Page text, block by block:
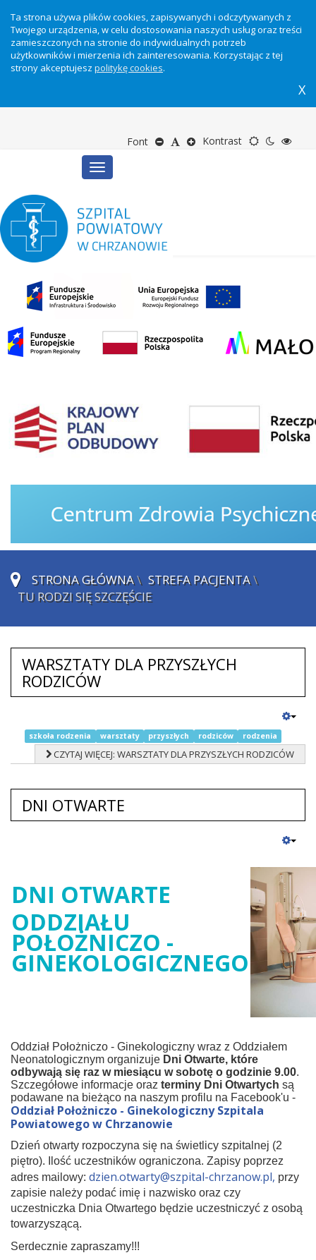
Ta strona używa plików cookies, zapisywanych i odczytywanych z
Twojego urządzenia, w celu dostosowania naszych usług oraz treści
zamieszczonych na stronie do indywidualnych potrzeb
użytkowników i mierzenia ich zainteresowania. Korzystając z tej
strony akceptujesz politykę cookies.
X
Kontrast Motyw
TrybTryb
Font ZmniejszDomyślny
Zwiększ
Toggle
navigation
STRONA GŁÓWNA\ STREFA PACJENTA\
TU RODZI SIĘ SZCZĘŚCIE
WARSZTATY DLA PRZYSZŁYCH
RODZICÓW
szkoła rodzenia warsztaty przyszłych rodziców rodzenia
CZYTAJ WIĘCEJ: WARSZTATY DLA PRZYSZŁYCH RODZICÓW
DNI OTWARTE
DNI OTWARTE
ODDZIAŁU
POŁOŻNICZO -
GINEKOLOGICZNEGO
Oddział Położniczo - Ginekologiczny wraz z Oddziałem
Neonatologicznym organizuje Dni Otwarte, które
odbywają się raz w miesiącu w sobotę o godzinie 9.00.
Szczegółowe informacje oraz terminy Dni Otwartych są
podawane na bieżąco na naszym profilu na Facebook'u -
Oddział Położniczo - Ginekologiczny Szpitala
Powiatowego w Chrzanowie
Dzień otwarty rozpoczyna się na świetlicy szpitalnej (2
piętro). Ilość uczestników ograniczona. Zapisy poprzez
adres mailowy: dzien.otwarty@szpital-chrzanow.pl, przy
zapisie należy podać imię i nazwisko oraz czy
uczestniczka Dnia Otwartego będzie uczestniczyć z osobą
towarzyszącą.
Serdecznie zapraszamy!!!